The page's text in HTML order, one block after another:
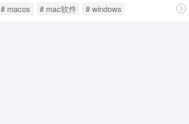
# macos # mac软件 # windows